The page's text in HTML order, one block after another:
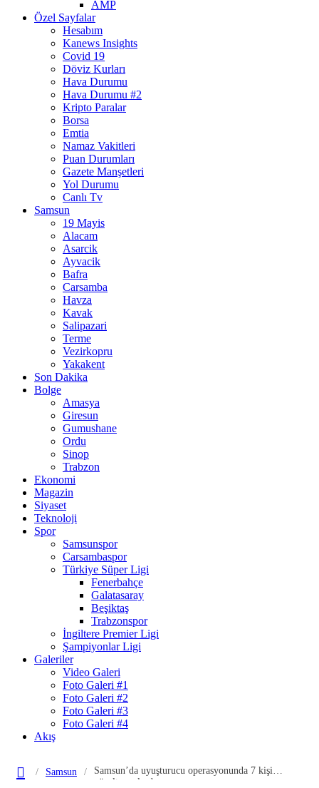
AMP
Özel Sayfalar
Hesabım
Kanews Insights
Covid 19
Döviz Kurları
Hava Durumu
Hava Durumu #2
Kripto Paralar
Borsa
Emtia
Namaz Vakitleri
Puan Durumları
Gazete Manşetleri
Yol Durumu
Canlı Tv
Samsun
19 Mayis
Alacam
Asarcik
Ayvacik
Bafra
Carsamba
Havza
Kavak
Salipazari
Terme
Vezirkopru
Yakakent
Son Dakika
Bolge
Amasya
Giresun
Gumushane
Ordu
Sinop
Trabzon
Ekonomi
Magazin
Siyaset
Teknoloji
Spor
Samsunspor
Carsambaspor
Türkiye Süper Ligi
Fenerbahçe
Galatasaray
Beşiktaş
Trabzonspor
İngiltere Premier Ligi
Şampiyonlar Ligi
Galeriler
Video Galeri
Foto Galeri #1
Foto Galeri #2
Foto Galeri #3
Foto Galeri #4
Akış
Samsun
Samsun’da uyuşturucu operasyonunda 7 kişi
gözaltına alındı